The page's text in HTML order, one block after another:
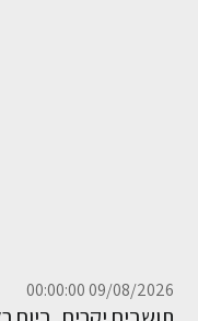
09/08/2026 00:00:00